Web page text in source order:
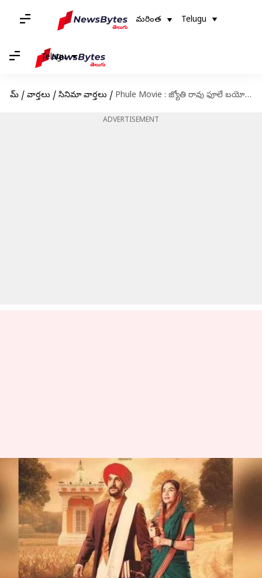
మరింత Telugu
Telugu
హోమ్ / వార్తలు / సినిమా వార్తలు / Phule Movie : జ్యోతి రావు ఫూలే బయోపిక్‌కి బ్రేక్‌.. విడుదలను వాయిదా వేసిన మేకర్స్
ADVERTISEMENT
Phule Movie : జ్యోతి రావు ఫూలే
బయోపిక్‌కి బ్రేక్‌.. విడుదలను
వాయిదా వేసిన మేకర్స్
వ్రాసిన వారు Jayachandra Akuri Apr 10, 2025 02:00 pm
ఈ వార్తాకథనం ఏంటి